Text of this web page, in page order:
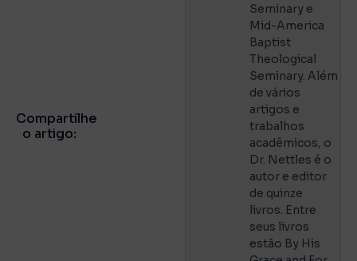
Compartilhe
o artigo:
Seminary e
Mid-America
Baptist
Theological
Seminary. Além
de vários
artigos e
trabalhos
acadêmicos, o
Dr. Nettles é o
autor e editor
de quinze
livros. Entre
seus livros
estão By His